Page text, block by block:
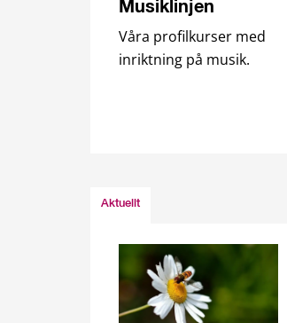
Musiklinjen
Våra profilkurser med
inriktning på musik.
Aktuellt